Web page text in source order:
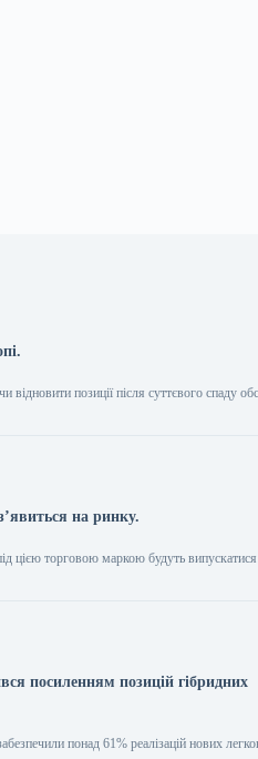
позиції після суттєвого спаду
на ринку.
цією торговою маркою будуть випускатися
посиленням позицій гібридних
понад 61% реалізацій нових